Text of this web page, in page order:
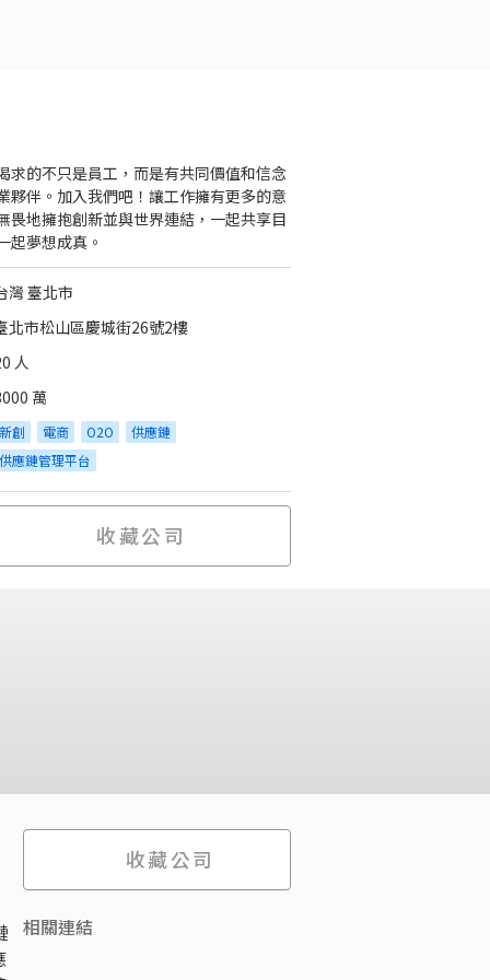
求的不只是員工，而是有共同價值和信念
夥伴。加入我們吧！讓工作擁有更多的意
畏地擁抱創新並與世界連結，一起共享目
起夢想成真。
灣 臺北市
北市松山區慶城街26號2樓
人
萬
新創 電商 O2O
供應鏈
供應鏈管理平台
收藏公司
收藏公司
相關連結